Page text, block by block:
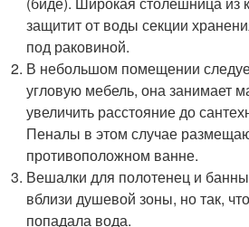
защитит от воды секции
под раковиной.
В небольшом помещении
угловую мебель, она занимает
увеличить расстояние до
Пеналы в этом случае
противоположном ванне.
Вешалки для полотенец и
вблизи душевой зоны, но так,
попадала вода.